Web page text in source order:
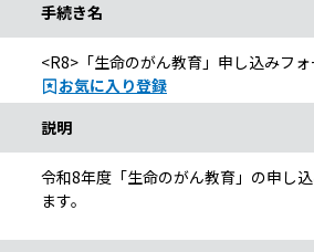
手続き名
<R8>「生命のがん教育」申し込みフォ
お気に入り登録
説明
令和8年度「生命のがん教育」の申し
ます。